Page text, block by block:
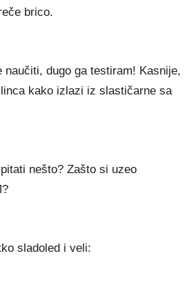
brico.
naučiti, dugo ga testiram! Kasnije,
kako izlazi iz slastičarne sa
nešto? Zašto si uzeo
sladoled i veli: